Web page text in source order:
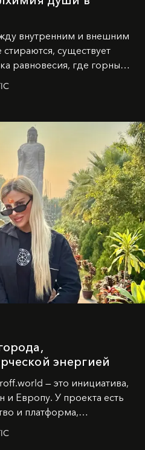
внутренним и внешним
существует
равновесия, где горные
души. Здесь, на стыке
чей путь от поиска
превращения
возможности для
энергией
— это инициатива,
и Европу. У проекта есть
и платформа,
и молодых брендов.